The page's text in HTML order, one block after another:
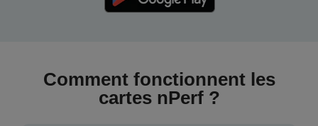
Comment fonctionnent les
cartes nPerf ?